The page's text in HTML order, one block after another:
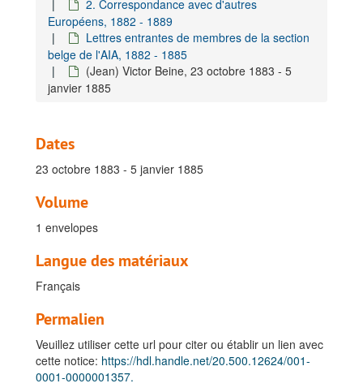
2. Correspondance avec d'autres
Européens, 1882 - 1889
Lettres entrantes de membres de la section
belge de l'AIA, 1882 - 1885
(Jean) Victor Beine, 23 octobre 1883 - 5
janvier 1885
Dates
23 octobre 1883 - 5 janvier 1885
Volume
1 envelopes
Langue des matériaux
Français
Permalien
Veuillez utiliser cette url pour citer ou établir un lien avec
cette notice: https://hdl.handle.net/20.500.12624/001-
0001-0000001357.